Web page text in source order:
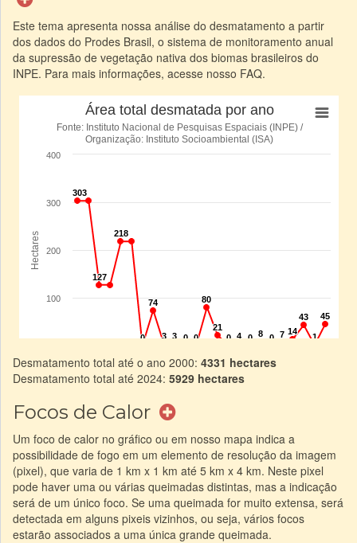
Este tema apresenta nossa análise do desmatamento a partir
dos dados do Prodes Brasil, o sistema de monitoramento anual
da supressão de vegetação nativa dos biomas brasileiros do
INPE. Para mais informações, acesse nosso FAQ.
Desmatamento total até o ano 2000: 4331 hectares
Desmatamento total até 2024: 5929 hectares
Focos de Calor
Um foco de calor no gráfico ou em nosso mapa indica a
possibilidade de fogo em um elemento de resolução da imagem
(pixel), que varia de 1 km x 1 km até 5 km x 4 km. Neste pixel
pode haver uma ou várias queimadas distintas, mas a indicação
será de um único foco. Se uma queimada for muito extensa, será
detectada em alguns pixeis vizinhos, ou seja, vários focos
estarão associados a uma única grande queimada.